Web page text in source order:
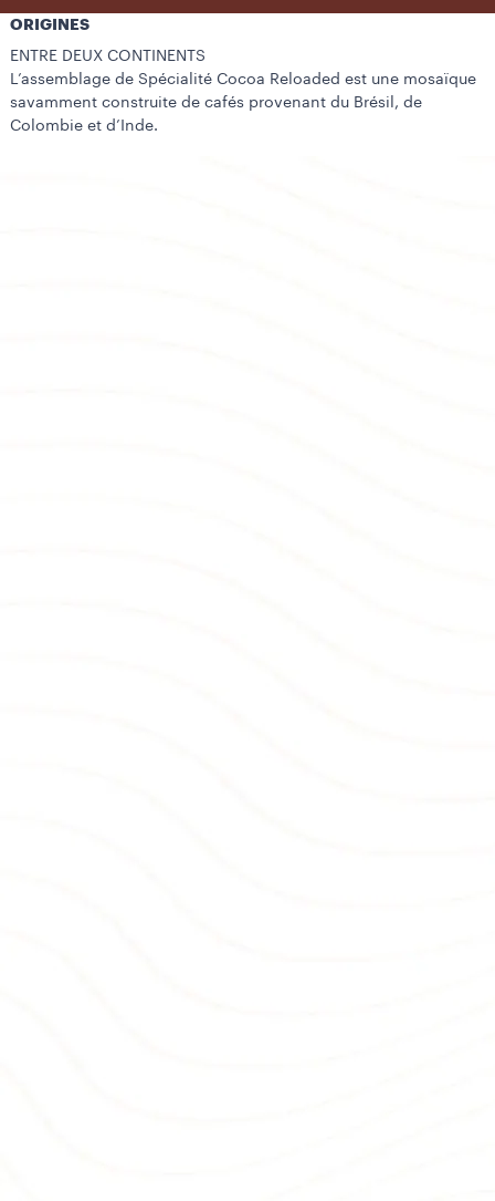
ORIGINES
ENTRE DEUX CONTINENTS
L’assemblage de Spécialité Cocoa Reloaded est une mosaïque
savamment construite de cafés provenant du Brésil, de
Colombie et d’Inde.